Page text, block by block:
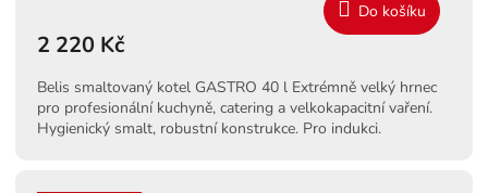
2 220 Kč
Do košíku
Belis smaltovaný kotel GASTRO 40 l Extrémně velký hrnec
pro profesionální kuchyně, catering a velkokapacitní vaření.
Hygienický smalt, robustní konstrukce. Pro indukci.